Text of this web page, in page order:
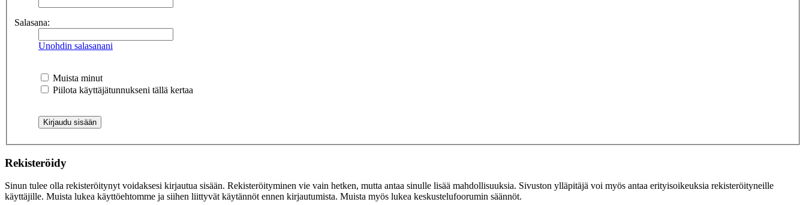
Salasana:
Unohdin salasanani
Muista minut
Piilota käyttäjätunnukseni tällä kertaa
Rekisteröidy
Sinun tulee olla rekisteröitynyt voidaksesi kirjautua sisään. Rekisteröityminen vie vain hetken, mutta antaa sinulle lisää mahdollisuuksia. Sivuston ylläpitäjä voi myös antaa erityisoikeuksia rekisteröityneille
käyttäjille. Muista lukea käyttöehtomme ja siihen liittyvät käytännöt ennen kirjautumista. Muista myös lukea keskustelufoorumin säännöt.